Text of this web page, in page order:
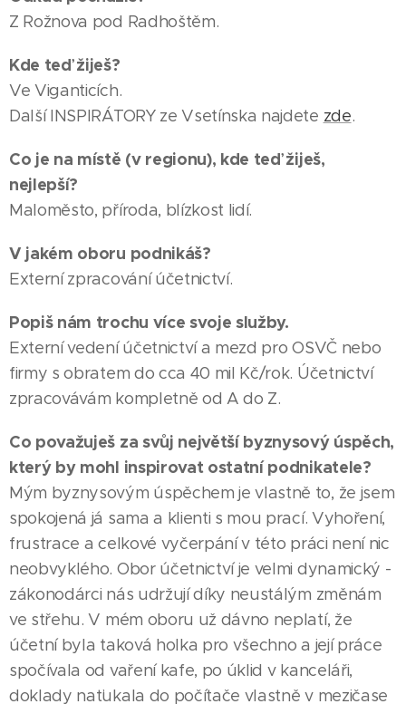
Z Rožnova pod Radhoštěm.
Kde teď žiješ?
Ve Viganticích.
Další INSPIRÁTORY ze Vsetínska najdete zde.
Co je na místě (v regionu), kde teď žiješ,
nejlepší?
Maloměsto, příroda, blízkost lidí.
V jakém oboru podnikáš?
Externí zpracování účetnictví.
Popiš nám trochu více svoje služby.
Externí vedení účetnictví a mezd pro OSVČ nebo
firmy s obratem do cca 40 mil Kč/rok. Účetnictví
zpracovávám kompletně od A do Z.
Co považuješ za svůj největší byznysový úspěch,
který by mohl inspirovat ostatní podnikatele?
Mým byznysovým úspěchem je vlastně to, že jsem
spokojená já sama a klienti s mou prací. Vyhoření,
frustrace a celkové vyčerpání v této práci není nic
neobvyklého. Obor účetnictví je velmi dynamický -
zákonodárci nás udržují díky neustálým změnám
ve střehu. V mém oboru už dávno neplatí, že
účetní byla taková holka pro všechno a její práce
spočívala od vaření kafe, po úklid v kanceláři,
doklady naťukala do počítače vlastně v mezičase